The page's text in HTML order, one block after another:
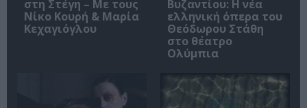
στη Στέγη – Με τους
Νίκο Κουρή & Μαρία
Κεχαγιόγλου
Βυζαντίου: Η νέα
ελληνική όπερα του
Θεόδωρου Στάθη
στο θέατρο
Ολύμπια